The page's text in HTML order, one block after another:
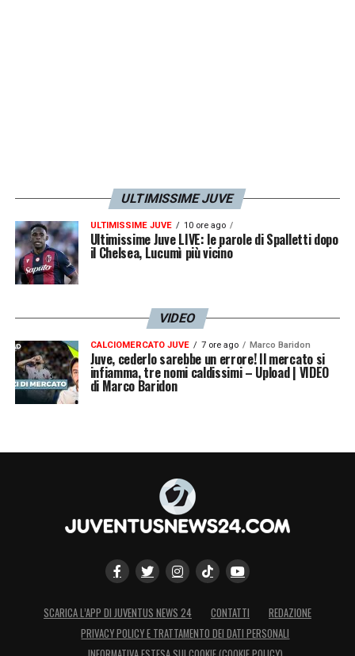
ULTIMISSIME JUVE
ULTIMISSIME JUVE 10 ore ago
Ultimissime Juve LIVE: le parole di Spalletti dopo
il Chelsea, Lucumì più vicino
VIDEO
CALCIOMERCATO JUVE 7 ore ago Marco Baridon
Juve, cederlo sarebbe un errore! Il mercato si
infiamma, tre nomi caldissimi – Upload | VIDEO
di Marco Baridon
SCARICA L’APP DI JUVENTUS NEWS 24 CONTATTI
REDAZIONE
PRIVACY POLICY E TRATTAMENTO DEI DATI PERSONALI